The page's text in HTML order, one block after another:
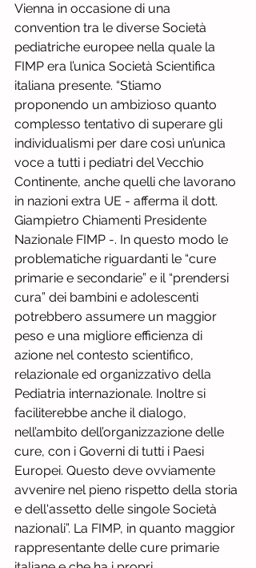
Vienna in occasione di una
convention tra le diverse Società
pediatriche europee nella quale la
FIMP era l’unica Società Scientifica
italiana presente. “Stiamo
proponendo un ambizioso quanto
complesso tentativo di superare gli
individualismi per dare così un’unica
voce a tutti i pediatri del Vecchio
Continente, anche quelli che lavorano
in nazioni extra UE - afferma il dott.
Giampietro Chiamenti Presidente
Nazionale FIMP -. In questo modo le
problematiche riguardanti le “cure
primarie e secondarie” e il “prendersi
cura” dei bambini e adolescenti
potrebbero assumere un maggior
peso e una migliore efficienza di
azione nel contesto scientifico,
relazionale ed organizzativo della
Pediatria internazionale. Inoltre si
faciliterebbe anche il dialogo,
nell’ambito dell’organizzazione delle
cure, con i Governi di tutti i Paesi
Europei. Questo deve ovviamente
avvenire nel pieno rispetto della storia
e dell'assetto delle singole Società
nazionali”. La FIMP, in quanto maggior
rappresentante delle cure primarie